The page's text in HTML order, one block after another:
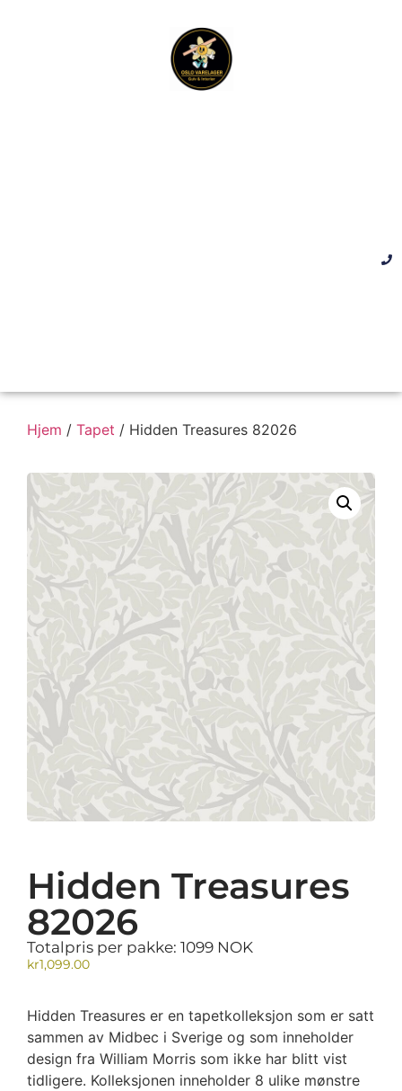
Hjem / Tapet / Hidden Treasures 82026
Hidden Treasures
82026
Totalpris per pakke: 1099 NOK
kr1,099.00
Hidden Treasures er en tapetkolleksjon som er satt
sammen av Midbec i Sverige og som inneholder
design fra William Morris som ikke har blitt vist
tidligere. Kolleksjonen inneholder 8 ulike mønstre